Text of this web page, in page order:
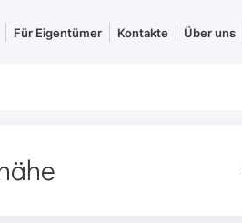
Für Eigentümer Kontakte Über uns